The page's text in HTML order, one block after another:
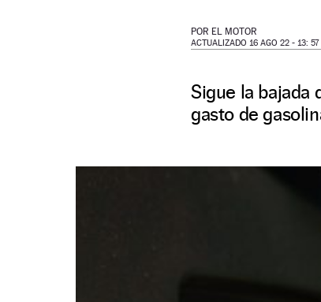
POR EL MOTOR
ACTUALIZADO 16 AGO 22 - 13: 57
Sigue la bajada
gasto de